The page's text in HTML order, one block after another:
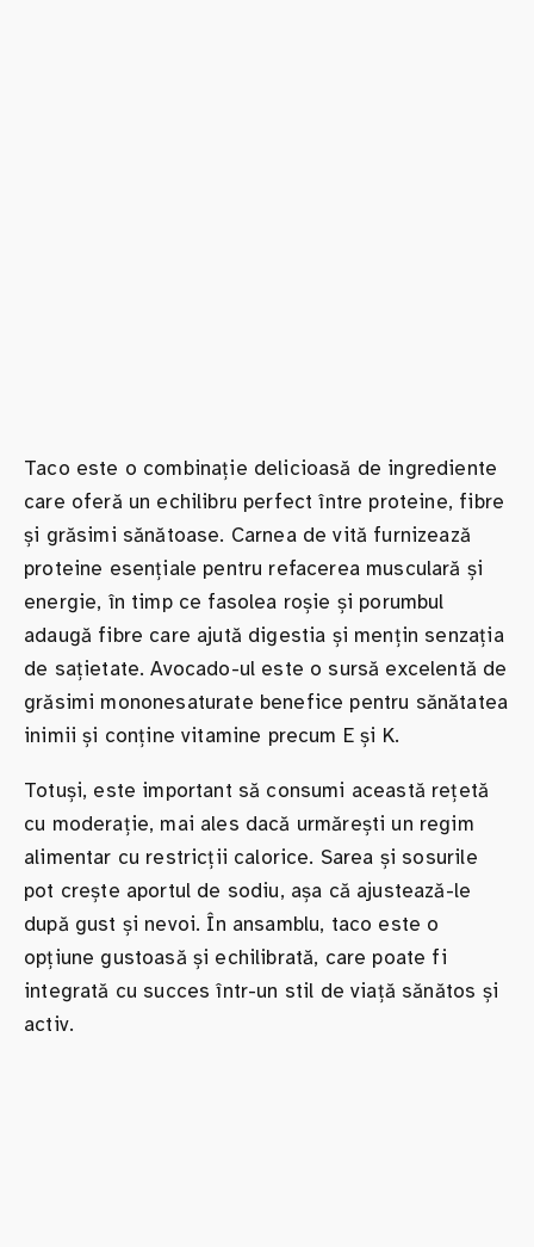
Taco este o combinație delicioasă de ingrediente
care oferă un echilibru perfect între proteine, fibre
și grăsimi sănătoase. Carnea de vită furnizează
proteine esențiale pentru refacerea musculară și
energie, în timp ce fasolea roșie și porumbul
adaugă fibre care ajută digestia și mențin senzația
de sațietate. Avocado-ul este o sursă excelentă de
grăsimi mononesaturate benefice pentru sănătatea
inimii și conține vitamine precum E și K.
Totuși, este important să consumi această rețetă
cu moderație, mai ales dacă urmărești un regim
alimentar cu restricții calorice. Sarea și sosurile
pot crește aportul de sodiu, așa că ajustează-le
după gust și nevoi. În ansamblu, taco este o
opțiune gustoasă și echilibrată, care poate fi
integrată cu succes într-un stil de viață sănătos și
activ.